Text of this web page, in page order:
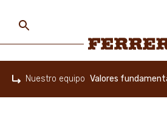
SOBRE NOSOTROS
main
content
Nuestro equipo Valores